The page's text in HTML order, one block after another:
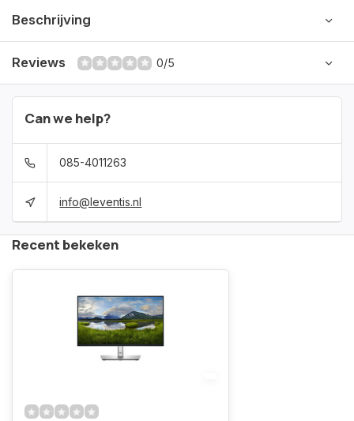
Beschrijving
Reviews 0/5
Can we help?
085-4011263
info@leventis.nl
Recent bekeken